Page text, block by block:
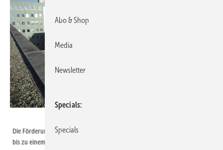
Die Förderung zielt ausschließlich auf gewerbliche Anlagen ab. Immerhin
bis zu einem Megawatt Leistung sind förderfähig.
Abo & Shop
Media
Newsletter
Specials
Specials